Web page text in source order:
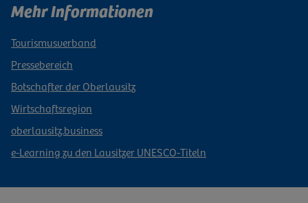
Mehr Informationen
Tourismusverband
Pressebereich
Botschafter der Oberlausitz
Wirtschaftsregion
oberlausitz.business
e-Learning zu den Lausitzer UNESCO-Titeln